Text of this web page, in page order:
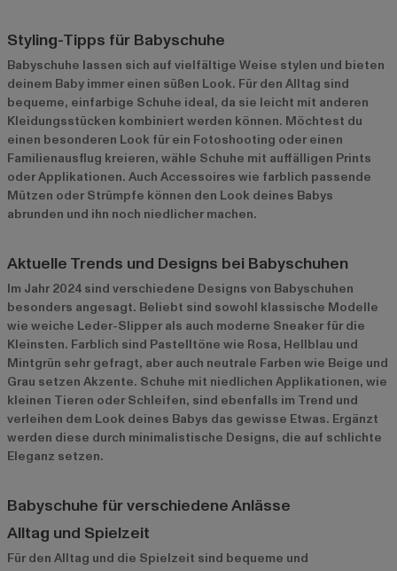
Styling-Tipps für Babyschuhe
Babyschuhe lassen sich auf vielfältige Weise stylen und bieten
deinem Baby immer einen süßen Look. Für den Alltag sind
bequeme, einfarbige Schuhe ideal, da sie leicht mit anderen
Kleidungsstücken kombiniert werden können. Möchtest du
einen besonderen Look für ein Fotoshooting oder einen
Familienausflug kreieren, wähle Schuhe mit auffälligen Prints
oder Applikationen. Auch Accessoires wie farblich passende
Mützen oder Strümpfe können den Look deines Babys
abrunden und ihn noch niedlicher machen.
Aktuelle Trends und Designs bei Babyschuhen
Im Jahr 2024 sind verschiedene Designs von Babyschuhen
besonders angesagt. Beliebt sind sowohl klassische Modelle
wie weiche Leder-Slipper als auch moderne Sneaker für die
Kleinsten. Farblich sind Pastelltöne wie Rosa, Hellblau und
Mintgrün sehr gefragt, aber auch neutrale Farben wie Beige und
Grau setzen Akzente. Schuhe mit niedlichen Applikationen, wie
kleinen Tieren oder Schleifen, sind ebenfalls im Trend und
verleihen dem Look deines Babys das gewisse Etwas. Ergänzt
werden diese durch minimalistische Designs, die auf schlichte
Eleganz setzen.
Babyschuhe für verschiedene Anlässe
Alltag und Spielzeit
Für den Alltag und die Spielzeit sind bequeme und